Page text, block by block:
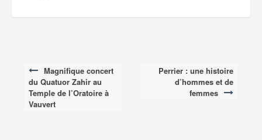
Post
navigation
Magnifique concert
du Quatuor Zahir au
Temple de l’Oratoire à
Vauvert
Perrier : une histoire
d’hommes et de
femmes